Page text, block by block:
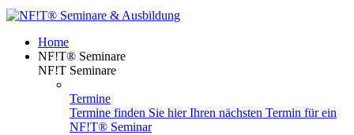
Home
NF!T® Seminare
NF!T Seminare
Termine
Termine finden Sie hier Ihren nächsten Termin für ein
NF!T® Seminar